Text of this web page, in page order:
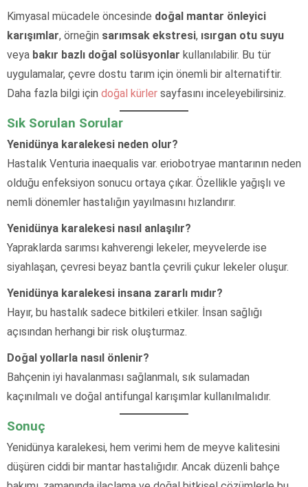
Kimyasal mücadele öncesinde doğal mantar önleyici
karışımlar, örneğin sarımsak ekstresi, ısırgan otu suyu
veya bakır bazlı doğal solüsyonlar kullanılabilir. Bu tür
uygulamalar, çevre dostu tarım için önemli bir alternatiftir.
Daha fazla bilgi için doğal kürler sayfasını inceleyebilirsiniz.
Sık Sorulan Sorular
Yenidünya karalekesi neden olur?
Hastalık Venturia inaequalis var. eriobotryae mantarının neden
olduğu enfeksiyon sonucu ortaya çıkar. Özellikle yağışlı ve
nemli dönemler hastalığın yayılmasını hızlandırır.
Yenidünya karalekesi nasıl anlaşılır?
Yapraklarda sarımsı kahverengi lekeler, meyvelerde ise
siyahlaşan, çevresi beyaz bantla çevrili çukur lekeler oluşur.
Yenidünya karalekesi insana zararlı mıdır?
Hayır, bu hastalık sadece bitkileri etkiler. İnsan sağlığı
açısından herhangi bir risk oluşturmaz.
Doğal yollarla nasıl önlenir?
Bahçenin iyi havalanması sağlanmalı, sık sulamadan
kaçınılmalı ve doğal antifungal karışımlar kullanılmalıdır.
Sonuç
Yenidünya karalekesi, hem verimi hem de meyve kalitesini
düşüren ciddi bir mantar hastalığıdır. Ancak düzenli bahçe